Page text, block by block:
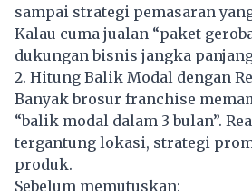
sampai strategi pemasaran
Kalau cuma jualan “paket
dukungan bisnis jangka
2. Hitung Balik Modal dengan
Banyak brosur franchise
“balik modal dalam 3 bulan”.
tergantung lokasi, strategi
produk.
Sebelum memutuskan: